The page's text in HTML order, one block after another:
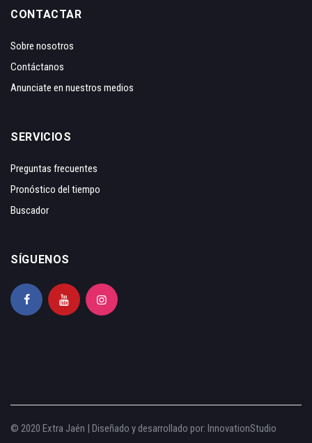
CONTACTAR
Sobre nosotros
Contáctanos
Anunciate en nuestros medios
SERVICIOS
Preguntas frecuentes
Pronóstico del tiempo
Buscador
SÍGUENOS
© 2020 Extra Jaén | Diseñado y desarrollado por: InnovationStudio